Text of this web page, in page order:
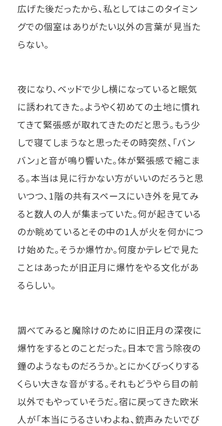
広げた後だったから、私としてはこのタイミン
グでの個室はありがたい以外の言葉が見当た
らない。
夜になり、ベッドで少し横になっていると眠気
に誘われてきた。ようやく初めての土地に慣れ
てきて緊張感が取れてきたのだと思う。もう少
しで寝てしまうなと思ったその時突然、「バン
バン」と音が鳴り響いた。体が緊張感で縮こま
る。本当は見に行かない方がいいのだろうと思
いつつ、1階の共有スペースにいき外を見てみ
ると数人の人が集まっていた。何が起きている
のか眺めているとその中の1人が火を何かにつ
け始めた。そうか爆竹か。何度かテレビで見た
ことはあったが旧正月に爆竹をやる文化があ
るらしい。
調べてみると魔除けのために旧正月の深夜に
爆竹をするとのことだった。日本で言う除夜の
鐘のようなものだろうか。とにかくびっくりする
くらい大きな音がする。それもどうやら目の前
以外でもやっていそうだ。宿に戻ってきた欧米
人が「本当にうるさいわよね、銃声みたいでび